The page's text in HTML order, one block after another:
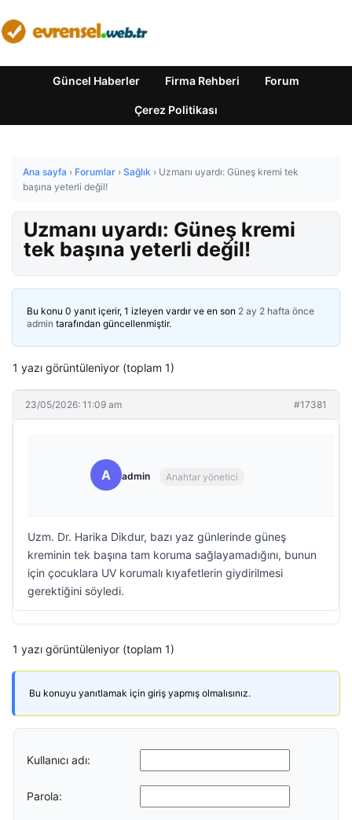
Güncel Haberler Firma Rehberi Forum
Çerez Politikası
Ana sayfa › Forumlar › Sağlık › Uzmanı uyardı: Güneş kremi tek
başına yeterli değil!
Uzmanı uyardı: Güneş kremi
tek başına yeterli değil!
Bu konu 0 yanıt içerir, 1 izleyen vardır ve en son 2 ay 2 hafta önce
admin tarafından güncellenmiştir.
1 yazı görüntüleniyor (toplam 1)
23/05/2026: 11:09 am #17381
A admin Anahtar yönetici
Uzm. Dr. Harika Dikdur, bazı yaz günlerinde güneş
kreminin tek başına tam koruma sağlayamadığını, bunun
için çocuklara UV korumalı kıyafetlerin giydirilmesi
gerektiğini söyledi.
1 yazı görüntüleniyor (toplam 1)
Bu konuyu yanıtlamak için giriş yapmış olmalısınız.
Kullanıcı adı:
Parola: